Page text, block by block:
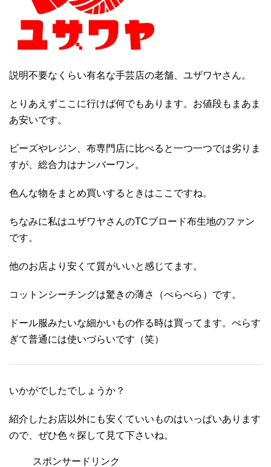
説明不要なくらい有名な手芸店の老舗、ユザワヤさん。
とりあえずここに行けば何でもあります。お値段もまあま
あ安いです。
ビーズやレジン、布専門店に比べると一つ一つでは劣りま
すが、総合力はナンバーワン。
色んな物をまとめ買いするときはここですね。
ちなみに私はユザワヤさんのTCブロード布生地のファン
です。
他のお店より安くて質がいいと感じてます。
コットンシーチングは驚きの薄さ（ぺらぺら）です。
ドール服みたいな細かいもの作る時は買ってます。ぺらす
ぎて普通には使いづらいです（笑）
いかがでしたでしょうか？
紹介したお店以外にも安くていいものはいっぱいあります
ので、ぜひ色々探して見て下さいね。
スポンサードリンク